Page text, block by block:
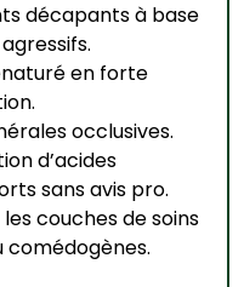
décapants à base
en forte
occlusives.
d’acides
sans avis pro.
les couches de soins
comédogènes.